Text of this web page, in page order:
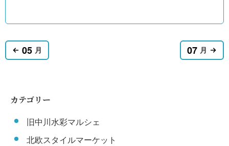
05 月 07 月
カテゴリー
旧中川水彩マルシェ
北欧スタイルマーケット